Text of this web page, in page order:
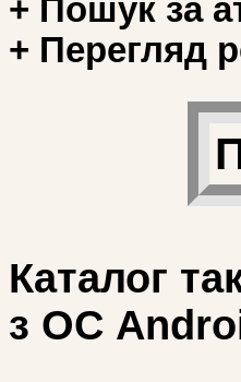
+ Пошук за
+ Перегляд
Каталог
з ОС